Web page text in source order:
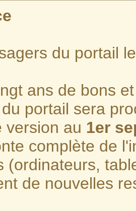
du portail
ans de bons
portail sera
version au 1er
complète de
(ordinateurs,
de nouvelles